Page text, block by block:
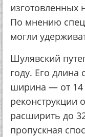
изготовленных
По мнению
могли
Шулявский
году. Его длина
ширина — от 14
реконструкции
расширить до
пропускная